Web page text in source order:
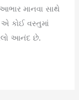
માનવા સાથે
કોઈ વસ્તુમાં
આનંદ છે.